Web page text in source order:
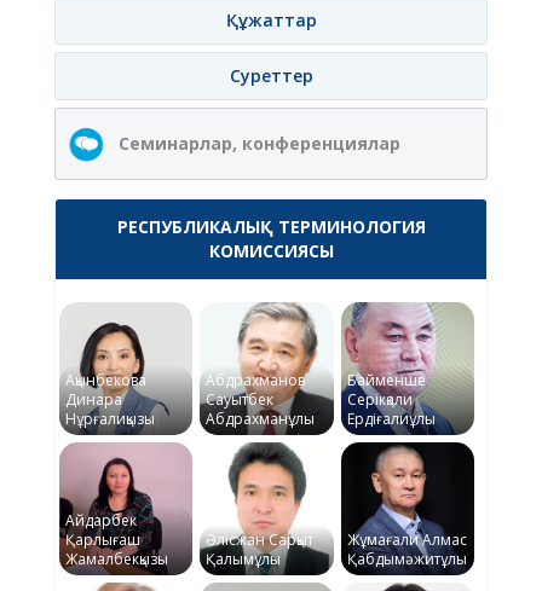
Құжаттар
Суреттер
Семинарлар, конференциялар
РЕСПУБЛИКАЛЫҚ ТЕРМИНОЛОГИЯ
КОМИССИЯСЫ
Ақынбекова
Динара
Нұрғалиқызы
Абдрахманов
Сауытбек
Абдрахманұлы
Байменше
Серікқали
Ердіғалиұлы
Айдарбек
Қарлығаш
Жамалбекқызы
Әлісжан Сарқыт
Қалымұлы
Жұмағали Алмас
Қабдымәжитұлы